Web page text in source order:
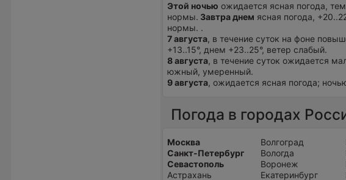
Этой ночью ожидается ясная погода,
нормы. Завтра днем ясная погода,
нормы. .
7 августа, в течение суток на фоне
+13..15°, днем +23..25°, ветер слабый.
8 августа, в течение суток ожидается
южный, умеренный.
9 августа, ожидается ясная погода;
Погода в городах
Москва
Санкт-Петербург
Севастополь
Астрахань
Волгоград
Вологда
Воронеж
Екатеринбург